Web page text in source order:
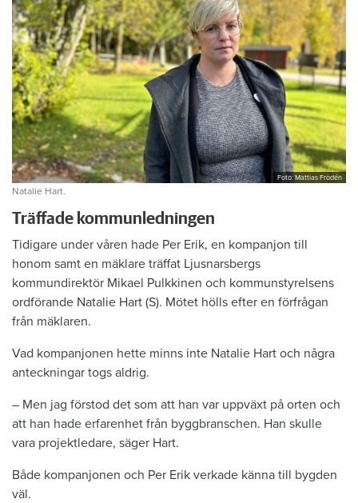
Foto: Mattias Frödén
Natalie Hart.
Träffade kommunledningen
Tidigare under våren hade Per Erik, en kompanjon till
honom samt en mäklare träffat Ljusnarsbergs
kommundirektör Mikael Pulkkinen och kommunstyrelsens
ordförande Natalie Hart (S). Mötet hölls efter en förfrågan
från mäklaren.
Vad kompanjonen hette minns inte Natalie Hart och några
anteckningar togs aldrig.
– Men jag förstod det som att han var uppväxt på orten och
att han hade erfarenhet från byggbranschen. Han skulle
vara projektledare, säger Hart.
Både kompanjonen och Per Erik verkade känna till bygden
väl.